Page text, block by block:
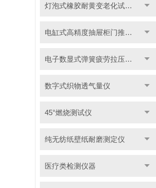
灯泡式橡胶耐黄变老化试验机
电缸式高精度抽屉柜门推拉试验机
电子数显式弹簧疲劳拉压试验机
数字式织物透气量仪
45°燃烧测试仪
纯无纺纸壁纸耐磨测定仪
医疗类检测仪器